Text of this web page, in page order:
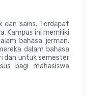
dan sains. Terdapat
Kampus ini memiliki
bahasa jerman.
dalam bahasa
dan untuk semester
bagi mahasiswa